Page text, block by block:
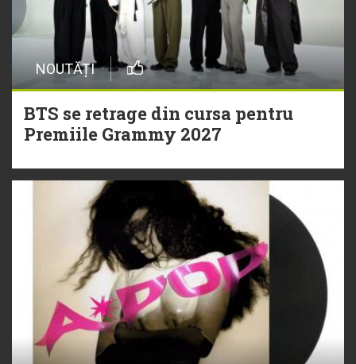
NOUTĂȚI
BTS se retrage din cursa pentru
Premiile Grammy 2027